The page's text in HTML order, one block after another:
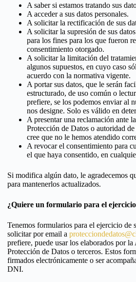
A saber si estamos tratando sus
A acceder a sus datos personales.
A solicitar la rectificación de sus
A solicitar la supresión de sus
para los fines para los que fueron
consentimiento otorgado.
A solicitar la limitación del
algunos supuestos, en cuyo caso
acuerdo con la normativa vigente.
A portar sus datos, que le serán
estructurado, de uso común o
prefiere, se los podemos enviar al
nos designe. Solo es válido en
A presentar una reclamación ante
Protección de Datos o autoridad
cree que no le hemos atendido
A revocar el consentimiento para
el que haya consentido, en
Si modifica algún dato, le agradecemos
para mantenerlos actualizados.
¿Quiere un formulario para el ejercicio
Tenemos formularios para el ejercicio de
solicitar por email a
prefiere, puede usar los elaborados por
Protección de Datos o terceros. Estos
firmados electrónicamente o ser
DNI.